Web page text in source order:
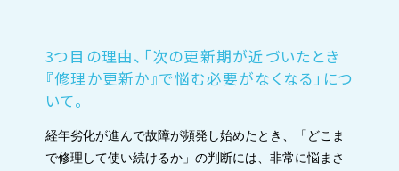
3つ目の理由、「次の更新期が近づいたとき
『修理か更新か』で悩む必要がなくなる」につ
いて。
経年劣化が進んで故障が頻発し始めたとき、「どこま
で修理して使い続けるか」の判断には、非常に悩まさ